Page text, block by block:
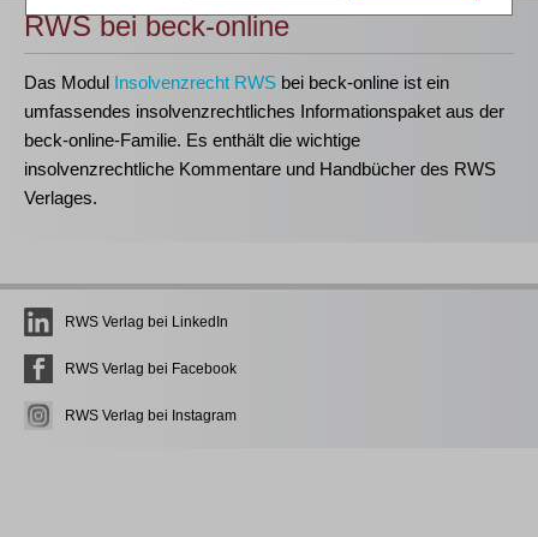
RWS bei beck-online
Das Modul Insolvenzrecht RWS bei beck-online ist ein
umfassendes insolvenzrechtliches Informationspaket aus der
beck-online-Familie. Es enthält die wichtige
insolvenzrechtliche Kommentare und Handbücher des RWS
Verlages.
RWS Verlag bei LinkedIn
RWS Verlag bei Facebook
RWS Verlag bei Instagram